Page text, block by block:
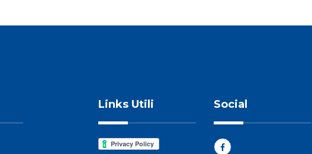
Links Utili Social